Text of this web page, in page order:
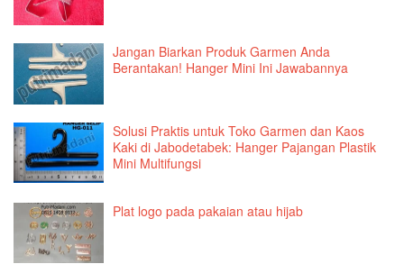
Jangan Biarkan Produk Garmen Anda
Berantakan! Hanger Mini Ini Jawabannya
Solusi Praktis untuk Toko Garmen dan Kaos
Kaki di Jabodetabek: Hanger Pajangan Plastik
Mini Multifungsi
Plat logo pada pakaian atau hijab